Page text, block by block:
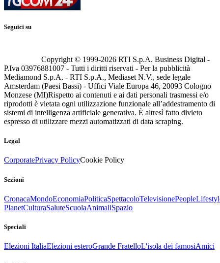
Seguici su
Copyright © 1999-2026 RTI S.p.A. Business Digital -
P.Iva 03976881007 - Tutti i diritti riservati - Per la pubblicità
Mediamond S.p.A. - RTI S.p.A., Mediaset N.V., sede legale
Amsterdam (Paesi Bassi) - Uffici Viale Europa 46, 20093 Cologno
Monzese (MI)Rispetto ai contenuti e ai dati personali trasmessi e/o
riprodotti è vietata ogni utilizzazione funzionale all’addestramento di
sistemi di intelligenza artificiale generativa. È altresì fatto divieto
espresso di utilizzare mezzi automatizzati di data scraping.
Legal
CorporatePrivacy PolicyCookie Policy
Sezioni
CronacaMondoEconomiaPoliticaSpettacoloTelevisionePeople
PlanetCulturaSaluteScuolaAnimaliSpazio
Speciali
Elezioni ItaliaElezioni esteroGrande FratelloL'isola dei famosiAmici